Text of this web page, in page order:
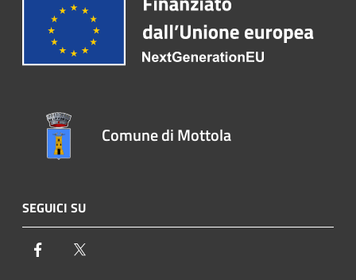
Comune di Mottola
SEGUICI SU
Facebook